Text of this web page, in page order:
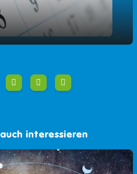
interessieren